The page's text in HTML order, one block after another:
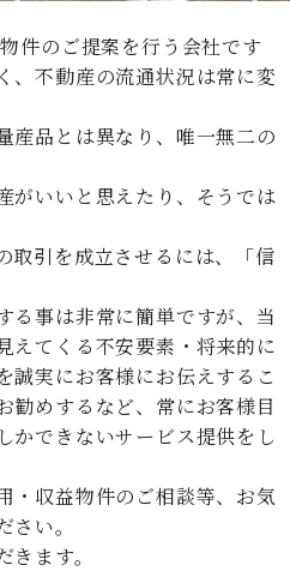
件のご提案を行う会社です
、不動産の流通状況は常に変
産品とは異なり、唯一無二の
がいいと思えたり、そうでは
取引を成立させるには、「信
る事は非常に簡単ですが、当
えてくる不安要素・将来的に
誠実にお客様にお伝えするこ
勧めするなど、常にお客様目
かできないサービス提供をし
・収益物件のご相談等、お気
い。
ます。